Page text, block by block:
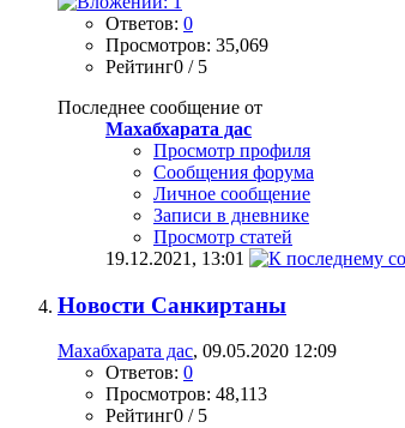
Ответов: 0
Просмотров: 35,069
Рейтинг0 / 5
Последнее сообщение от
Махабхарата дас
Просмотр профиля
Сообщения форума
Личное сообщение
Записи в дневнике
Просмотр статей
19.12.2021, 13:01
Новости Санкиртаны
Махабхарата дас, 09.05.2020 12:09
Ответов: 0
Просмотров: 48,113
Рейтинг0 / 5